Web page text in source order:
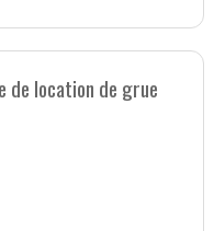
de location de grue